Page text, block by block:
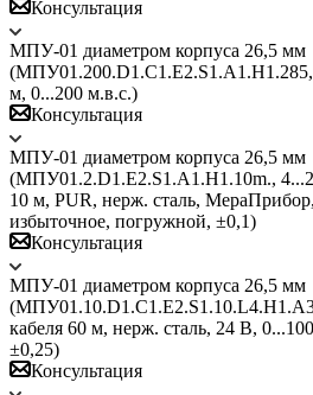
Консультация
МПУ-01 диаметром корпуса 26,5 мм
м, 0...200 м.в.с.)
Консультация
МПУ-01 диаметром корпуса 26,5 мм
(МПУ01.2.D1.E2.S1.A1.H1.10m.,
10 м, PUR, нерж. сталь,
избыточное, погружной, ±0,1)
Консультация
МПУ-01 диаметром корпуса 26,5 мм
кабеля 60 м, нерж. сталь, 24 В,
±0,25)
Консультация